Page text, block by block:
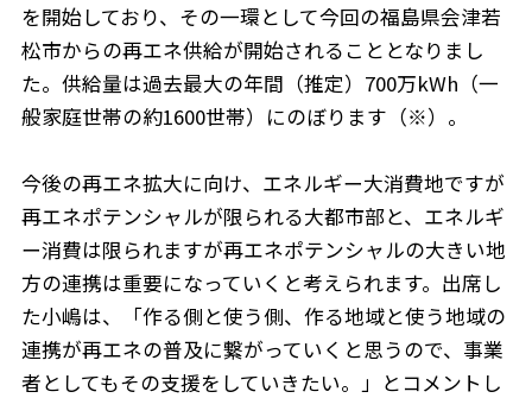
を開始しており、その一環として今回の福島県会津若
松市からの再エネ供給が開始されることとなりまし
た。供給量は過去最大の年間（推定）700万kWh（一
般家庭世帯の約1600世帯）にのぼります（※）。
今後の再エネ拡大に向け、エネルギー大消費地ですが
再エネポテンシャルが限られる大都市部と、エネルギ
ー消費は限られますが再エネポテンシャルの大きい地
方の連携は重要になっていくと考えられます。出席し
た小嶋は、「作る側と使う側、作る地域と使う地域の
連携が再エネの普及に繋がっていくと思うので、事業
者としてもその支援をしていきたい。」とコメントし